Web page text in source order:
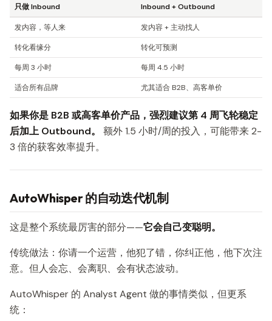
只做 Inbound Inbound + Outbound
发内容，等人来 发内容 + 主动找人
转化看缘分 转化可预测
每周 3 小时 每周 4.5 小时
适合所有品牌 尤其适合 B2B、高客单价
如果你是 B2B 或高客单价产品，强烈建议第 4 周飞轮稳定
后加上 Outbound。
额外 1.5 小时/周的投入，可能带来 2-
3 倍的获客效率提升。
AutoWhisper 的自动迭代机制
这是整个系统最厉害的部分——它会自己变聪明。
传统做法：你请一个运营，他犯了错，你纠正他，他下次注
意。但人会忘、会离职、会有状态波动。
AutoWhisper 的 Analyst Agent 做的事情类似，但更系
统：